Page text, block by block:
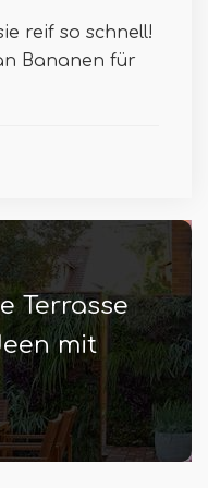
reif so schnell!
Bananen für
Terrasse
mit